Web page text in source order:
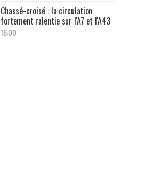
Chassé-croisé : la circulation
fortement ralentie sur l'A7 et l'A43
16:00